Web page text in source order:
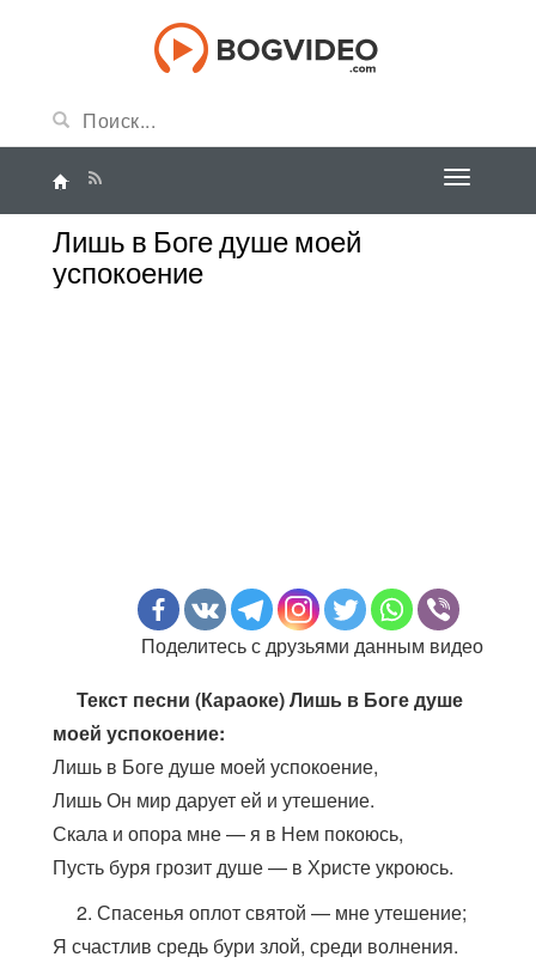
Лишь в Боге душе моей
успокоение
Поделитесь с друзьями данным видео
Текст песни (Караоке) Лишь в Боге душе
моей успокоение:
Лишь в Боге душе моей успокоение,
Лишь Он мир дарует ей и утешение.
Скала и опора мне — я в Нем покоюсь,
Пусть буря грозит душе — в Христе укроюсь.
2. Спасенья оплот святой — мне утешение;
Я счастлив средь бури злой, среди волнения.